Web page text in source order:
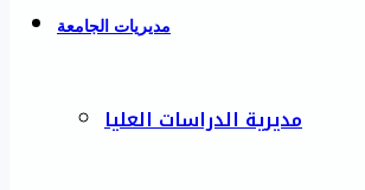
مديريات الجامعة
مديرية الدراسات العليا